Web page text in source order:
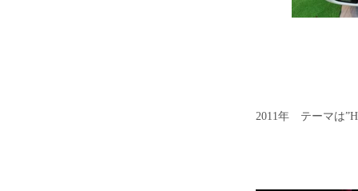
2011年 テーマは